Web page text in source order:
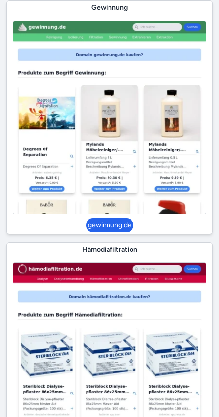
Gewinnung
gewinnung.de
Hämodiafiltration